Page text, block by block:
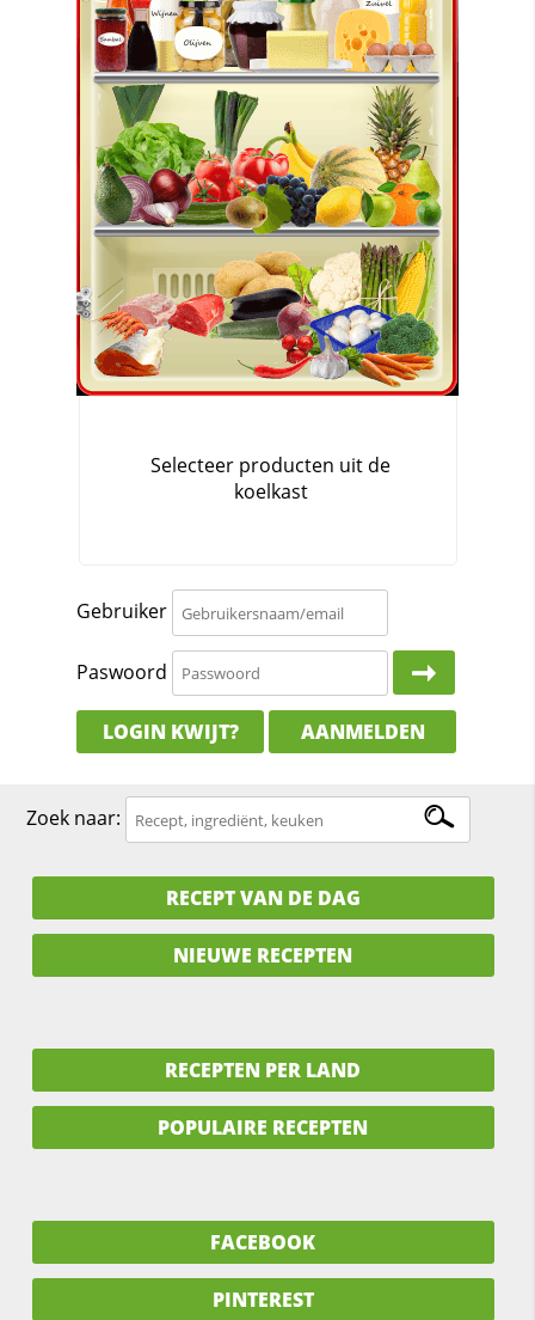
Gebruiker
Paswoord
LOGIN KWIJT? AANMELDEN
Zoek naar:
RECEPT VAN DE DAG
NIEUWE RECEPTEN
RECEPTEN PER LAND
POPULAIRE RECEPTEN
FACEBOOK
PINTEREST